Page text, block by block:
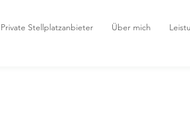
Private Stellplatzanbieter Über mich